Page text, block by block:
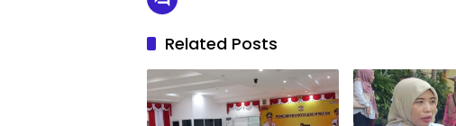
Related Posts